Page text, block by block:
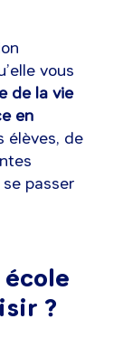
vous
de la vie
en
élèves, de
passer
?